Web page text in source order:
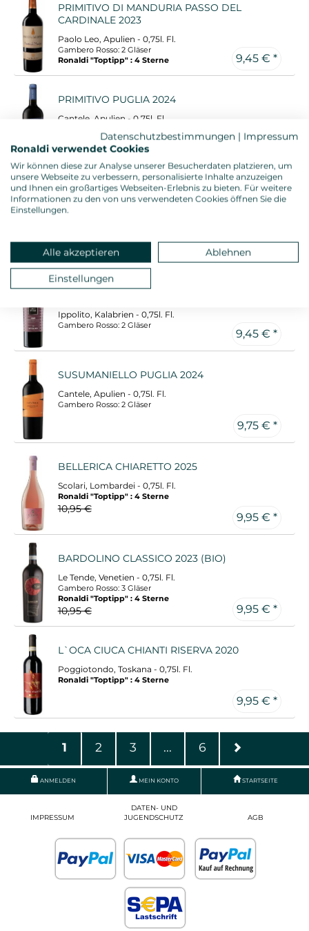
PRIMITIVO DI MANDURIA PASSO DEL
CARDINALE 2023
Paolo Leo, Apulien - 0,75l. Fl.
Gambero Rosso: 2 Gläser
Ronaldi "Toptipp" : 4 Sterne
9,45 € *
PRIMITIVO PUGLIA 2024
Cantele, Apulien - 0,75l. Fl.
Ronaldi "Toptipp" : 4 Sterne
MABILIA CIRO ROSE 2025
Ippolito, Kalabrien - 0,75l. Fl.
9,45 € *
LIBER PATER CIRO ROSSO CLASSICO
Ippolito, Kalabrien - 0,75l. Fl.
Gambero Rosso: 2 Gläser
9,45 € *
SUSUMANIELLO PUGLIA 2024
Cantele, Apulien - 0,75l. Fl.
Gambero Rosso: 2 Gläser
9,75 € *
BELLERICA CHIARETTO 2025
Scolari, Lombardei - 0,75l. Fl.
Ronaldi "Toptipp" : 4 Sterne
10,95 €
9,95 € *
BARDOLINO CLASSICO 2023 (BIO)
Le Tende, Venetien - 0,75l. Fl.
Gambero Rosso: 3 Gläser
Ronaldi "Toptipp" : 4 Sterne
10,95 € 9,95 € *
L`OCA CIUCA CHIANTI RISERVA 2020
Poggiotondo, Toskana - 0,75l. Fl.
Ronaldi "Toptipp" : 4 Sterne
9,95 € *
1 2 3 ... 6
ANMELDEN MEIN KONTO STARTSEITE
IMPRESSUM
DATEN- UND
JUGENDSCHUTZ
AGB
Datenschutzbestimmungen | Impressum
Ronaldi verwendet Cookies
Wir können diese zur Analyse unserer Besucherdaten platzieren, um
unsere Webseite zu verbessern, personalisierte Inhalte anzuzeigen
und Ihnen ein großartiges Webseiten-Erlebnis zu bieten. Für weitere
Informationen zu den von uns verwendeten Cookies öffnen Sie die
Einstellungen.
Alle akzeptieren Ablehnen
Einstellungen